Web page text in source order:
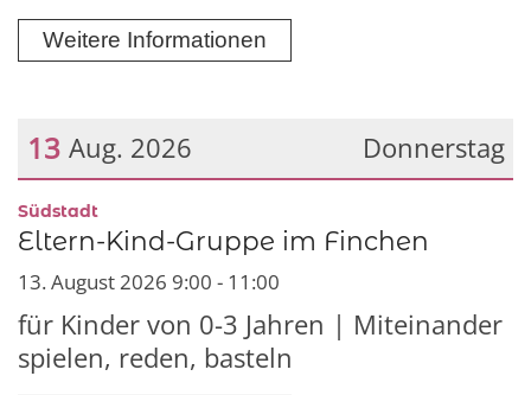
Weitere Informationen
Donnerstag
13 Aug. 2026
Datum: 13. August 2026
Südstadt:
Eltern-Kind-Gruppe im Finchen
13. August 2026 9:00 - 11:00
für Kinder von 0-3 Jahren | Miteinander
spielen, reden, basteln